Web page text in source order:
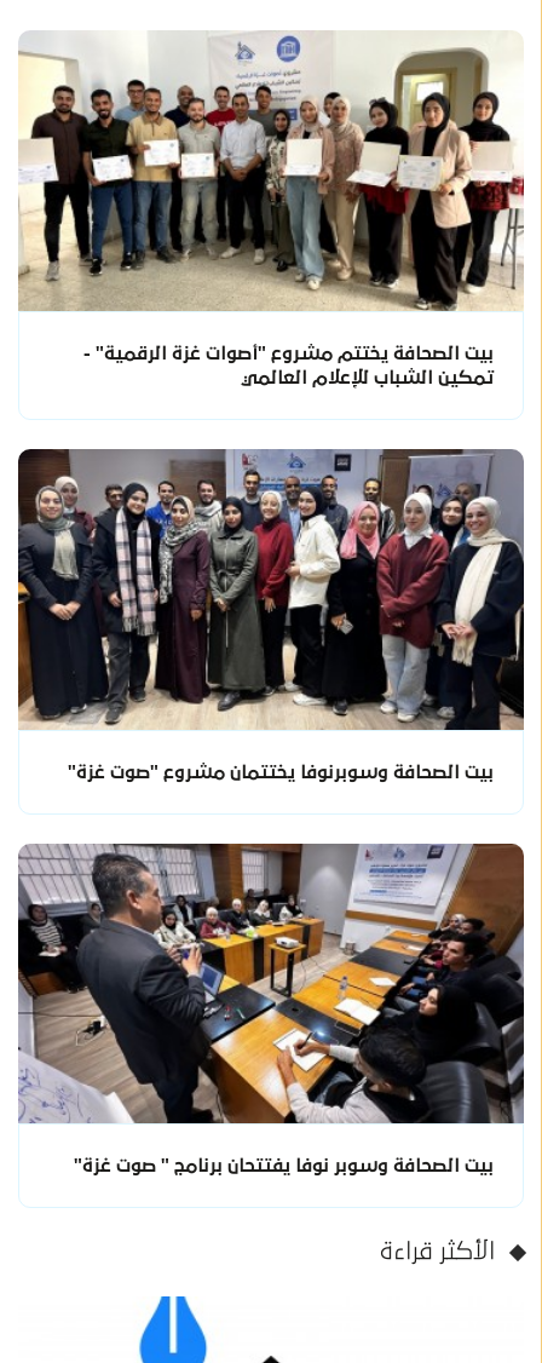
بيت الصحافة يختتم مشروع "أصوات غزة الرقمية" -
تمكين الشباب للإعلام العالمي
بيت الصحافة وسوبرنوفا يختتمان مشروع "صوت غزة"
بيت الصحافة وسوبر نوفا يفتتحان برنامج " صوت غزة"
الأكثر قراءة